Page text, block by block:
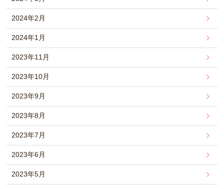
2024年2月
2024年1月
2023年11月
2023年10月
2023年9月
2023年8月
2023年7月
2023年6月
2023年5月